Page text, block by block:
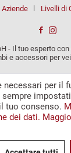
Aziende Livelli di
- Il tuo esperto
e accessori per
per il
tuo consenso.
dei dati.